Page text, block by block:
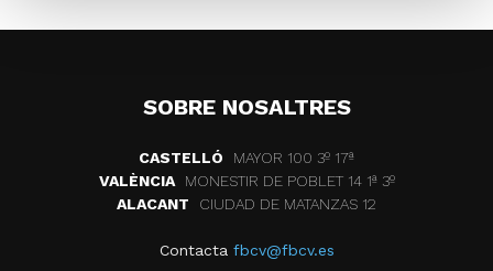
SOBRE NOSALTRES
CASTELLÓ
MAYOR 100 3º 17ª
VALÈNCIA
MONESTIR DE POBLET 14 1ª 3º
ALACANT
CIUDAD DE MATANZAS 12
Contacta fbcv@fbcv.es